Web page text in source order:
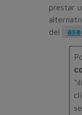
prestar
del